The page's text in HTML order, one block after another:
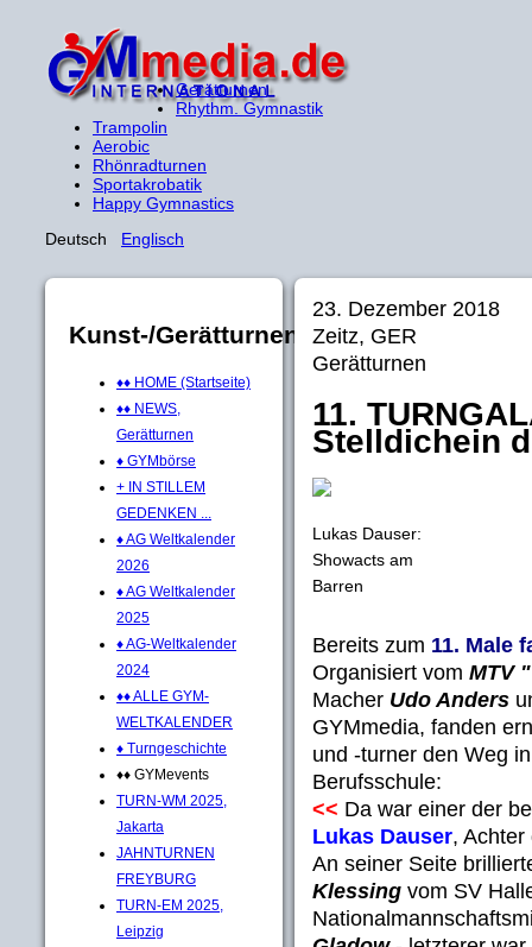
Gerätturnen
Rhythm. Gymnastik
Trampolin
Aerobic
Rhönradturnen
Sportakrobatik
Happy Gymnastics
Deutsch Englisch
Kunst-/Gerätturnen
♦♦ HOME (Startseite)
♦♦ NEWS,
Gerätturnen
♦ GYMbörse
+ IN STILLEM
GEDENKEN ...
♦ AG Weltkalender
2026
♦ AG Weltkalender
2025
♦ AG-Weltkalender
2024
♦♦ ALLE GYM-
WELTKALENDER
♦ Turngeschichte
♦♦ GYMevents
TURN-WM 2025,
Jakarta
JAHNTURNEN
FREYBURG
TURN-EM 2025,
Leipzig
23. Dezember 2018
Zeitz, GER
Gerätturnen
11.
Stelldichein
Lukas Dauser:
Showacts am
Barren
Bereits zum 11. Male
Organisiert vom MTV
Macher Udo Anders
GYMmedia, fanden
und -turner den Weg
Berufsschule:
<< Da war einer der
Lukas Dauser,
An seiner Seite
Klessing vom SV